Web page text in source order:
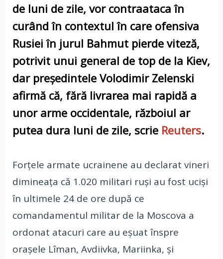
de luni de zile, vor contraataca în
curând în contextul în care ofensiva
Rusiei în jurul Bahmut pierde viteză,
potrivit unui general de top de la Kiev,
dar președintele Volodimir Zelenski
afirmă că, fără livrarea mai rapidă a
unor arme occidentale, războiul ar
putea dura luni de zile, scrie Reuters.
Forțele armate ucrainene au declarat vineri
dimineața că 1.020 militari ruși au fost uciși
în ultimele 24 de ore după ce
comandamentul militar de la Moscova a
ordonat atacuri care au eșuat înspre
orașele Lîman, Avdiivka, Mariinka, și